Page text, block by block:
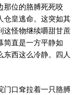
那位的胳膊死死咬
仓皇逃命。这突如其
这怪物继续嚼甜甘蔗
简直是一方平静如
西这么冷静。四人
门口耷拉着一只胳膊